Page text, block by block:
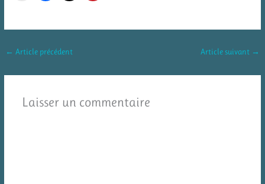
← Article précédent Article suivant →
Laisser un commentaire